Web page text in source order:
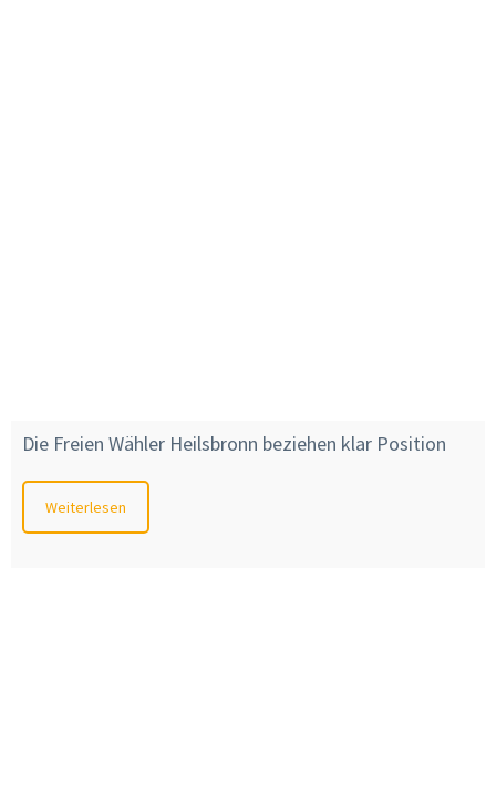
Die Freien Wähler Heilsbronn beziehen klar Position
Weiterlesen